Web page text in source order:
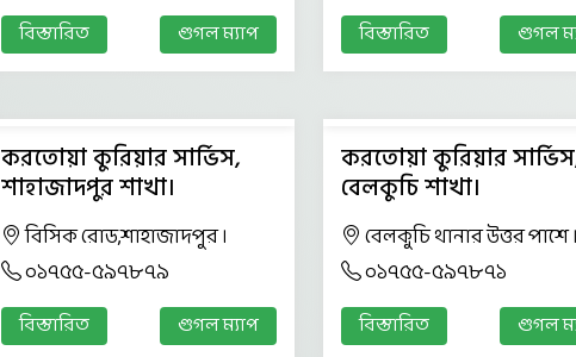
বিস্তারিত গুগল ম্যাপ বিস্তারিত গুগল
করতোয়া কুরিয়ার সার্ভিস,
শাহাজাদপুর শাখা।
বিসিক রোড,শাহাজাদপুর ।
০১৭৫৫-৫৯৭৮৭৯
বিস্তারিত গুগল ম্যাপ
করতোয়া কুরিয়ার
বেলকুচি শাখা।
বেলকুচি থানার উত্তর পাশে ।
০১৭৫৫-৫৯৭৮৭১
বিস্তারিত গুগল